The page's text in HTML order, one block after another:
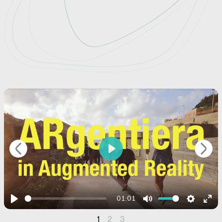
Play
01:01
Mute Settings
Play
1 2 3